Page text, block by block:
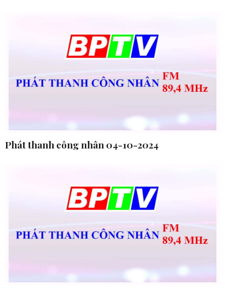
Phát thanh công nhân 04-10-2024